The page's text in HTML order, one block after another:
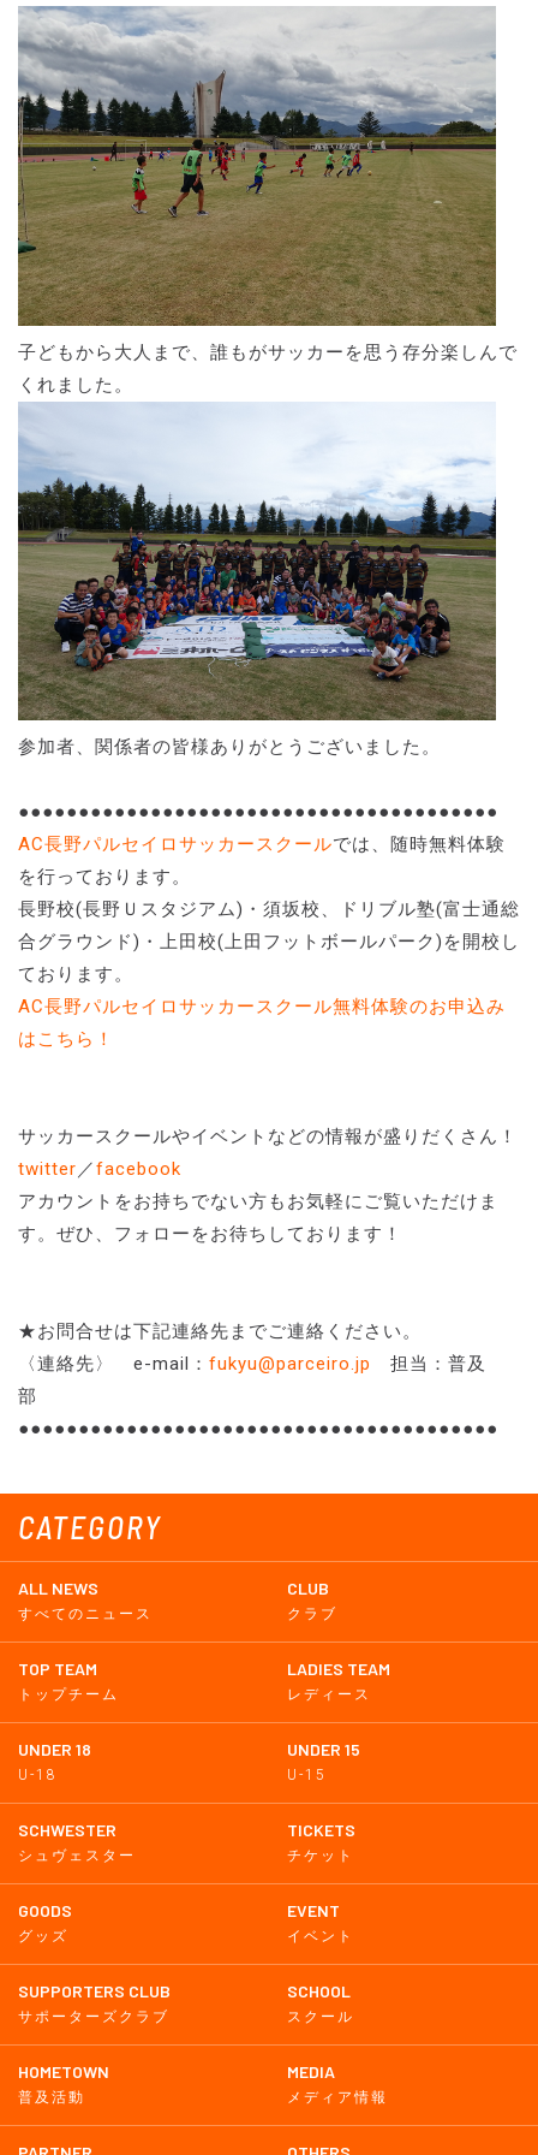
CATEGORY
ALL NEWS
すべてのニュース
CLUB
クラブ
TOP TEAM
トップチーム
LADIES TEAM
レディース
UNDER 18
U-18
UNDER 15
U-15
SCHWESTER
シュヴェスター
TICKETS
チケット
GOODS
グッズ
EVENT
イベント
SUPPORTERS CLUB
サポーターズクラブ
SCHOOL
スクール
HOMETOWN
普及活動
MEDIA
メディア情報
子どもから大人まで、誰もがサッカーを思う存分楽しんで
くれました。
参加者、関係者の皆様ありがとうございました。
●●●●●●●●●●●●●●●●●●●●●●●●●●●●●●●●●●●●●●●●
AC長野パルセイロサッカースクールでは、随時無料体験
を行っております。
長野校(長野Ｕスタジアム)・須坂校、ドリブル塾(富士通総
合グラウンド)・上田校(上田フットボールパーク)を開校し
ております。
AC長野パルセイロサッカースクール無料体験のお申込み
はこちら！
サッカースクールやイベントなどの情報が盛りだくさん！
twitter／facebook
アカウントをお持ちでない方もお気軽にご覧いただけま
す。ぜひ、フォローをお待ちしております！
★お問合せは下記連絡先までご連絡ください。
〈連絡先〉 e-mail： fukyu@parceiro.jp
担当：普及
部
●●●●●●●●●●●●●●●●●●●●●●●●●●●●●●●●●●●●●●●●